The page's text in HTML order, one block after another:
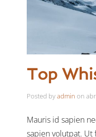
Top
Posted byadmin on
Mauris id sapien
sapien volutpat. Ut